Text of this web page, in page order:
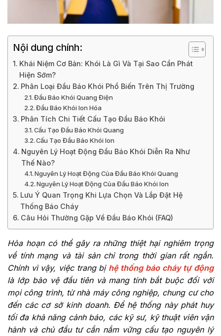
Nội dung chính:
Khái Niệm Cơ Bản: Khói Là Gì Và Tại Sao Cần Phát
Hiện Sớm?
Phân Loại Đầu Báo Khói Phổ Biến Trên Thị Trường
Đầu Báo Khói Quang Điện
Đầu Báo Khói Ion Hóa
Phân Tích Chi Tiết Cấu Tạo Đầu Báo Khói
Cấu Tạo Đầu Báo Khói Quang
Cấu Tạo Đầu Báo Khói Ion
Nguyên Lý Hoạt Động Đầu Báo Khói Diễn Ra Như
Thế Nào?
Nguyên Lý Hoạt Động Của Đầu Báo Khói Quang
Nguyên Lý Hoạt Động Của Đầu Báo Khói Ion
Lưu Ý Quan Trọng Khi Lựa Chọn Và Lắp Đặt Hệ
Thống Báo Cháy
Câu Hỏi Thường Gặp Về Đầu Báo Khói (FAQ)
Hỏa hoạn có thể gây ra những thiệt hại nghiêm trọng
về tính mạng và tài sản chỉ trong thời gian rất ngắn.
Chính vì vậy, việc trang bị hệ thống báo cháy tự động
là lớp bảo vệ đầu tiên và mang tính bắt buộc đối với
mọi công trình, từ nhà máy công nghiệp, chung cư cho
đến các cơ sở kinh doanh. Để hệ thống này phát huy
tối đa khả năng cảnh báo, các kỹ sư, kỹ thuật viên vận
hành và chủ đầu tư cần nắm vững cấu tạo nguyên lý